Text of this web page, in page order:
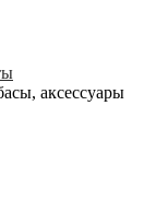
аксессуары